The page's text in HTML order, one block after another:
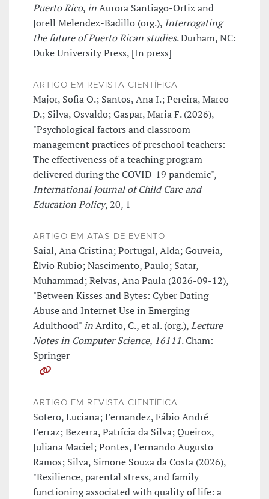
Puerto Rico,inAurora Santiago-Ortiz and
Jorell Melendez-Badillo (org.), Interrogating
the future of Puerto Rican studies. Durham, NC:
Duke University Press, [In press]
ARTIGO EM REVISTA CIENTÍFICA
Major, Sofia O.; Santos, Ana I.; Pereira, Marco
D.; Silva, Osvaldo; Gaspar, Maria F. (2026),
"Psychological factors and classroom
management practices of preschool teachers:
The effectiveness of a teaching program
delivered during the COVID-19 pandemic",
International Journal of Child Care and
Education Policy, 20, 1
ARTIGO EM ATAS DE EVENTO
Saial, Ana Cristina; Portugal, Alda; Gouveia,
Élvio Rubio; Nascimento, Paulo; Satar,
Muhammad; Relvas, Ana Paula (2026-09-12),
"Between Kisses and Bytes: Cyber Dating
Abuse and Internet Use in Emerging
Adulthood"inArdito, C., et al. (org.),Lecture
Notes in Computer Science, 16111. Cham:
Springer
ARTIGO EM REVISTA CIENTÍFICA
Sotero, Luciana; Fernandez, Fábio André
Ferraz; Bezerra, Patrícia da Silva; Queiroz,
Juliana Maciel; Pontes, Fernando Augusto
Ramos; Silva, Simone Souza da Costa (2026),
"Resilience, parental stress, and family
functioning associated with quality of life: a